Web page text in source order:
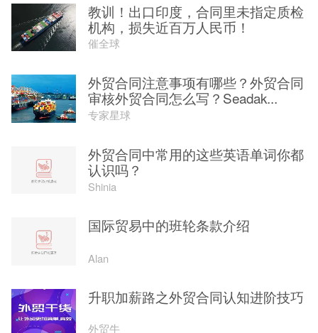
教训！出口印度，合同里未指定质检
机构，损失近百万人民币！
催全球
外贸合同注意事项有哪些？外贸合同
审核外贸合同怎么写？Seadak...
专家星球
外贸合同中常用的这些英语单词你都
认识吗？
Shinia
国际贸易中的班轮条款介绍
Alan
升职加薪路之外贸合同认知进阶技巧
外贸牛